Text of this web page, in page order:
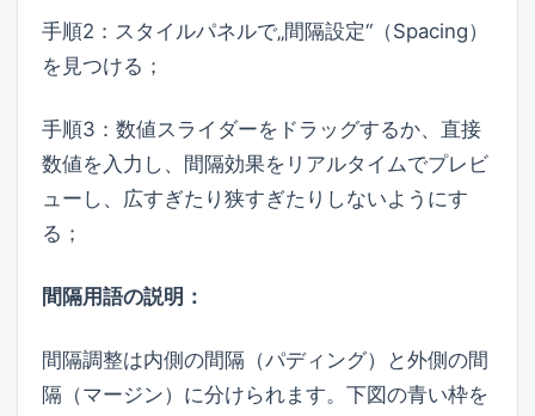
手順2：スタイルパネルで„間隔設定“（Spacing）
を見つける；
手順3：数値スライダーをドラッグするか、直接
数値を入力し、間隔効果をリアルタイムでプレビ
ューし、広すぎたり狭すぎたりしないようにす
る；
間隔用語の説明：
間隔調整は内側の間隔（パディング）と外側の間
隔（マージン）に分けられます。下図の青い枠を